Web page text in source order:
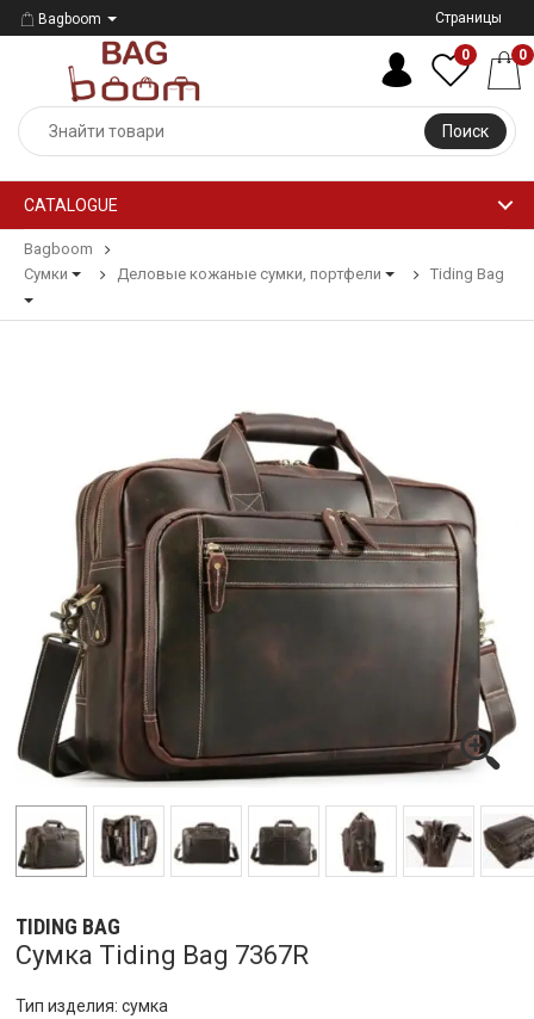
Bagboom Страницы
Поиск
0 0
CATALOGUE
Bagboom
Сумки
Деловые кожаные сумки, портфели Tiding Bag
TIDING BAG
Сумка Tiding Bag 7367R
Тип изделия: сумка